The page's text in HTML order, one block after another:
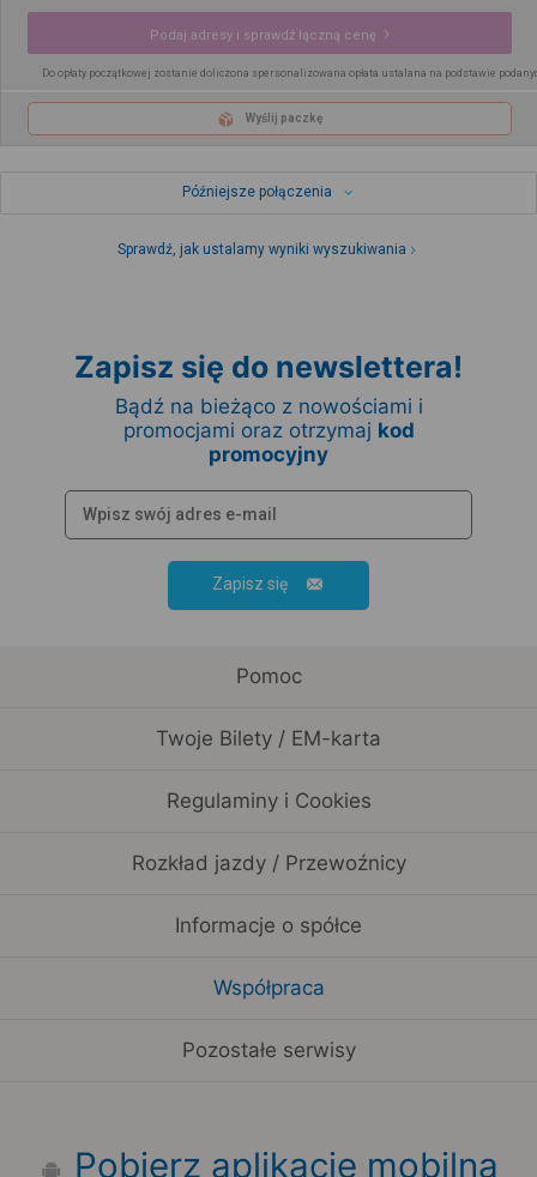
Podaj adresy i sprawdź łączną cenę
Do opłaty początkowej zostanie doliczona spersonalizowana opłata ustalana na podstawie
Wyślij paczkę
Późniejsze połączenia
Sprawdź, jak ustalamy wyniki wyszukiwania
Zapisz się do newslettera!
Bądź na bieżąco z nowościami i
promocjami oraz otrzymaj kod
promocyjny
Zapisz się
Pomoc
Twoje Bilety / EM-karta
Regulaminy i Cookies
Rozkład jazdy / Przewoźnicy
Informacje o spółce
Współpraca
Pozostałe serwisy
Pobierz aplikację mobilną